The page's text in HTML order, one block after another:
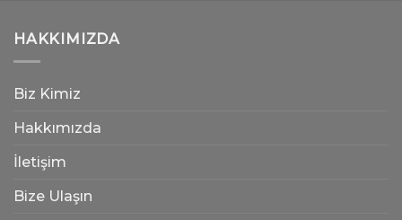
HAKKIMIZDA
Biz Kimiz
Hakkımızda
İletişim
Bize Ulaşın